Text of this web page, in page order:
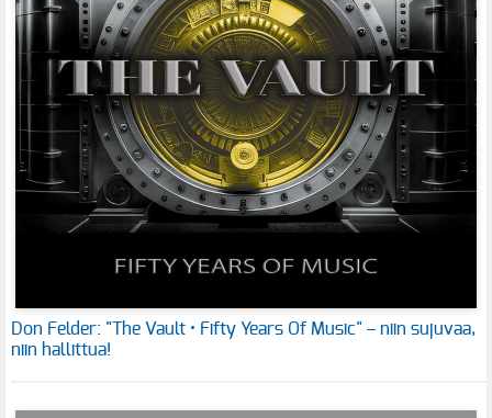
Don Felder: "The Vault • Fifty Years Of Music" – niin sujuvaa,
niin hallittua!